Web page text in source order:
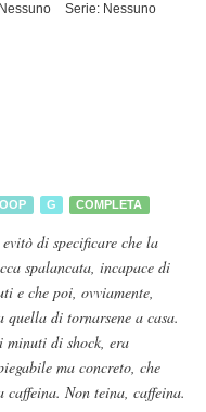
Serie: Nessuno
G COMPLETA
di specificare che la
spalancata, incapace di
e che poi, ovviamente,
di tornarsene a casa.
minuti di shock, era
ma concreto, che
caffeina. Non teina, caffeina.